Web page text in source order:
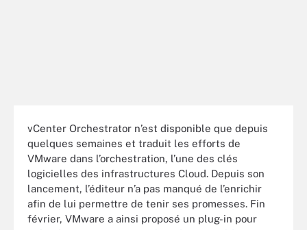
vCenter Orchestrator n’est disponible que depuis
quelques semaines et traduit les efforts de
VMware dans l’orchestration, l’une des clés
logicielles des infrastructures Cloud. Depuis son
lancement, l’éditeur n’a pas manqué de l’enrichir
afin de lui permettre de tenir ses promesses. Fin
février, VMware a ainsi proposé un plug-in pour